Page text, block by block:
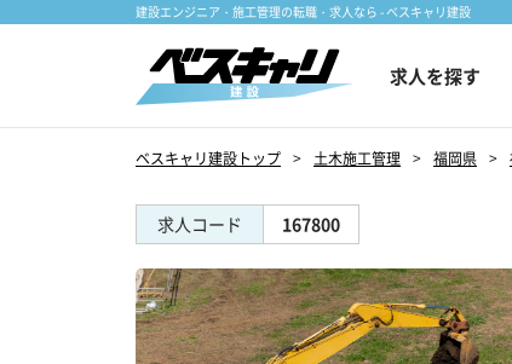
建設エンジニア・施工管理の転職・求人なら - ベスキャリ建設
求人を探す
ベスキャリ建設トップ 土木施工管理 福岡県
求人コード 167800